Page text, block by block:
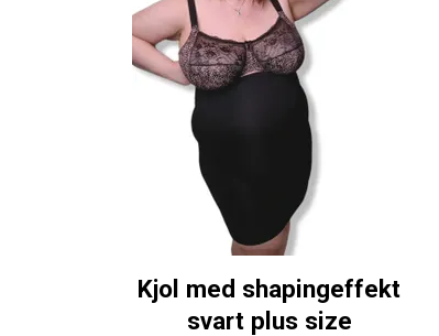
Kjol med shapingeffekt
svart plus size